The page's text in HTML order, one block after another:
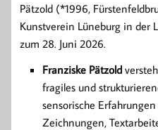
Pätzold (*1996,
Kunstverein Lüneburg in der
zum 28. Juni 2026.
Franziske Pätzold
fragiles und
sensorische
Zeichnungen,